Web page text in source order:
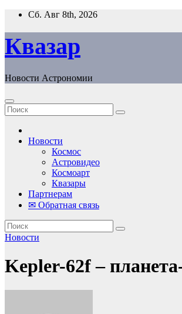
Перейти
содержанию
Сб. Авг 8th, 2026
Квазар
Новости Астрономии
Новости
Космос
Астровидео
Космоарт
Квазары
Партнерам
✉ Обратная связь
Новости
Kepler-62f –